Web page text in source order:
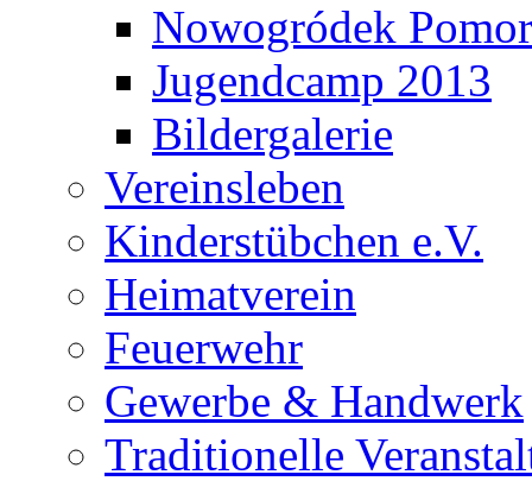
Nowogródek
Jugendcamp 2013
Bildergalerie
Vereinsleben
Kinderstübchen e.V.
Heimatverein
Feuerwehr
Gewerbe & Handwerk
Traditionelle